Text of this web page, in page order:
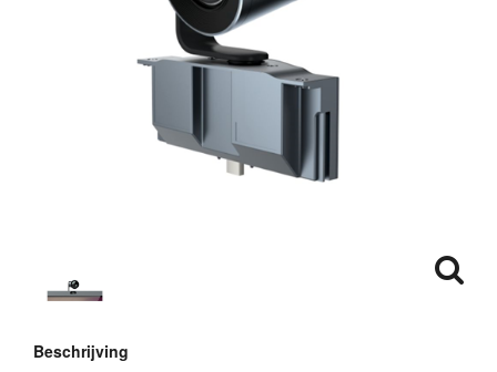
Beschrijving